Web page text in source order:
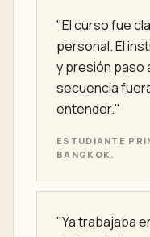
"El curso fue
personal. El
y presión paso
secuencia
entender."
ESTUDIANTE
BANGKOK.
"Ya trabajaba